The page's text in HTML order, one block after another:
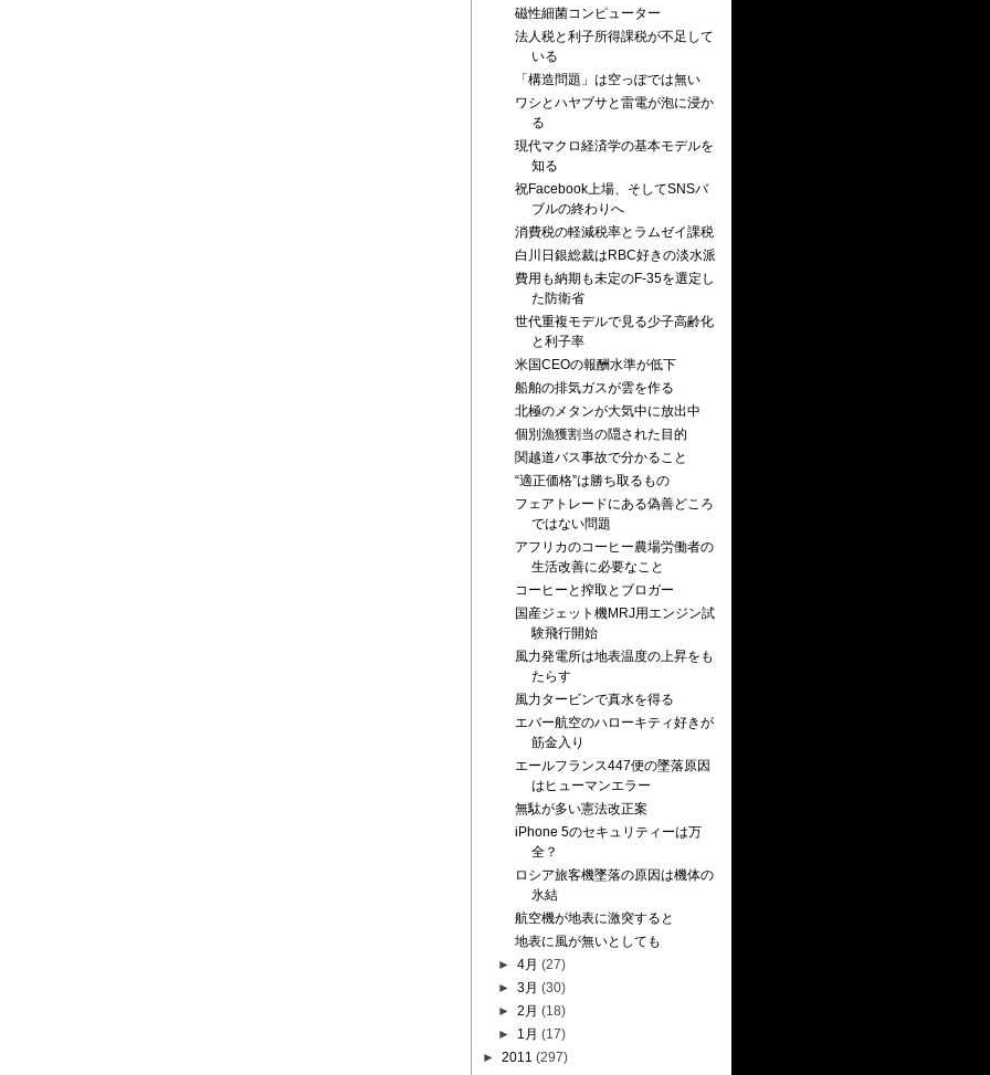
磁性細菌コンピューター
法人税と利子所得課税が不足して
いる
「構造問題」は空っぽでは無い
ワシとハヤブサと雷電が泡に浸か
る
現代マクロ経済学の基本モデルを
知る
祝Facebook上場、そしてSNSバ
ブルの終わりへ
消費税の軽減税率とラムゼイ課税
白川日銀総裁はRBC好きの淡水派
費用も納期も未定のF-35を選定し
た防衛省
世代重複モデルで見る少子高齢化
と利子率
米国CEOの報酬水準が低下
船舶の排気ガスが雲を作る
北極のメタンが大気中に放出中
個別漁獲割当の隠された目的
関越道バス事故で分かること
“適正価格”は勝ち取るもの
フェアトレードにある偽善どころ
ではない問題
アフリカのコーヒー農場労働者の
生活改善に必要なこと
コーヒーと搾取とブロガー
国産ジェット機MRJ用エンジン試
験飛行開始
風力発電所は地表温度の上昇をも
たらす
風力タービンで真水を得る
エバー航空のハローキティ好きが
筋金入り
エールフランス447便の墜落原因
はヒューマンエラー
無駄が多い憲法改正案
iPhone 5のセキュリティーは万
全？
ロシア旅客機墜落の原因は機体の
氷結
航空機が地表に激突すると
地表に風が無いとしても
►4月 (27)
►3月 (30)
►2月 (18)
► 1月 (17)
► 2011 (297)